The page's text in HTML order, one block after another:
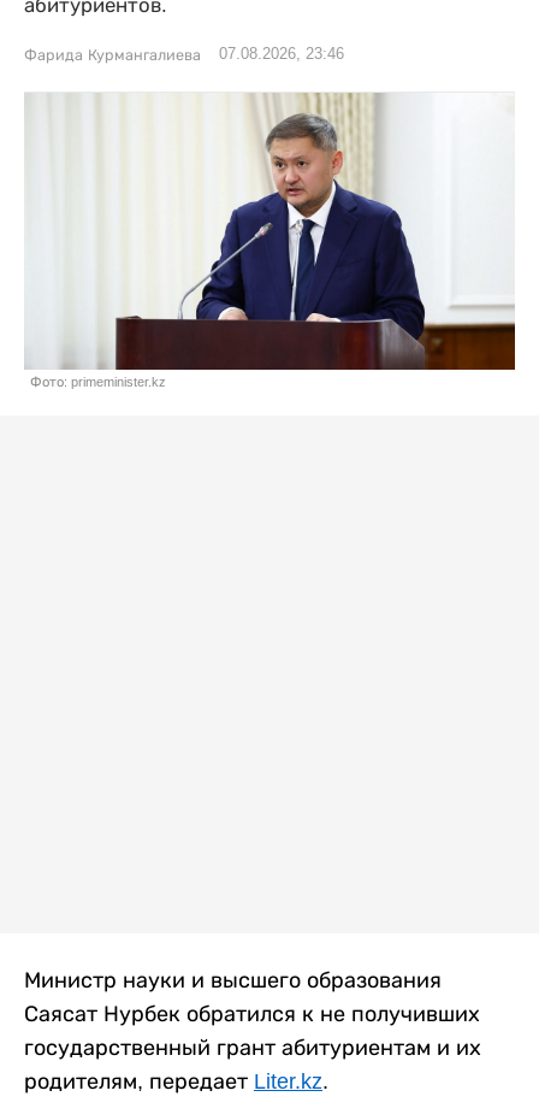
абитуриентов.
Фарида Курмангалиева 07.08.2026, 23:46
Фото: primeminister.kz
Министр науки и высшего образования
Саясат Нурбек обратился к не получивших
государственный грант абитуриентам и их
родителям, передает Liter.kz.